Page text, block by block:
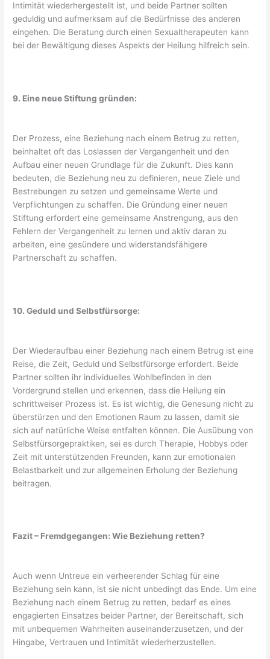
Intimität wiederhergestellt ist, und beide Partner sollten
geduldig und aufmerksam auf die Bedürfnisse des anderen
eingehen. Die Beratung durch einen Sexualtherapeuten kann
bei der Bewältigung dieses Aspekts der Heilung hilfreich sein.
9. Eine neue Stiftung gründen:
Der Prozess, eine Beziehung nach einem Betrug zu retten,
beinhaltet oft das Loslassen der Vergangenheit und den
Aufbau einer neuen Grundlage für die Zukunft. Dies kann
bedeuten, die Beziehung neu zu definieren, neue Ziele und
Bestrebungen zu setzen und gemeinsame Werte und
Verpflichtungen zu schaffen. Die Gründung einer neuen
Stiftung erfordert eine gemeinsame Anstrengung, aus den
Fehlern der Vergangenheit zu lernen und aktiv daran zu
arbeiten, eine gesündere und widerstandsfähigere
Partnerschaft zu schaffen.
10. Geduld und Selbstfürsorge:
Der Wiederaufbau einer Beziehung nach einem Betrug ist eine
Reise, die Zeit, Geduld und Selbstfürsorge erfordert. Beide
Partner sollten ihr individuelles Wohlbefinden in den
Vordergrund stellen und erkennen, dass die Heilung ein
schrittweiser Prozess ist. Es ist wichtig, die Genesung nicht zu
überstürzen und den Emotionen Raum zu lassen, damit sie
sich auf natürliche Weise entfalten können. Die Ausübung von
Selbstfürsorgepraktiken, sei es durch Therapie, Hobbys oder
Zeit mit unterstützenden Freunden, kann zur emotionalen
Belastbarkeit und zur allgemeinen Erholung der Beziehung
beitragen.
Fazit – Fremdgegangen: Wie Beziehung retten?
Auch wenn Untreue ein verheerender Schlag für eine
Beziehung sein kann, ist sie nicht unbedingt das Ende. Um eine
Beziehung nach einem Betrug zu retten, bedarf es eines
engagierten Einsatzes beider Partner, der Bereitschaft, sich
mit unbequemen Wahrheiten auseinanderzusetzen, und der
Hingabe, Vertrauen und Intimität wiederherzustellen.